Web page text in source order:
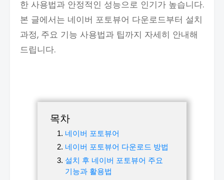
한 사용법과 안정적인 성능으로 인기가 높습니다.
본 글에서는 네이버 포토뷰어 다운로드부터 설치
과정, 주요 기능 사용법과 팁까지 자세히 안내해
드립니다.
목차
네이버 포토뷰어
네이버 포토뷰어 다운로드 방법
설치 후 네이버 포토뷰어 주요
기능과 활용법